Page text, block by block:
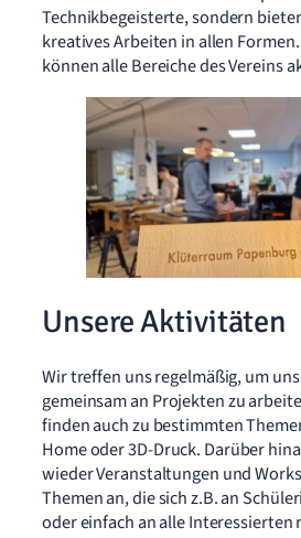
Technikbegeisterte, sondern
kreatives Arbeiten in allen
können alle Bereiche des Vereins
Unsere Aktivitäten
Wir treffen uns regelmäßig, um
gemeinsam an Projekten zu
finden auch zu bestimmten
Home oder 3D-Druck. Darüber
wieder Veranstaltungen und
Themen an, die sich z.B. an
oder einfach an alle Interessierten